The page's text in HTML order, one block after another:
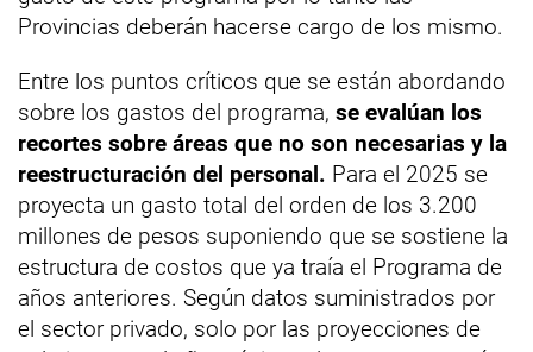
Provincias deberán hacerse cargo de los mismo.
Entre los puntos críticos que se están abordando
sobre los gastos del programa, se evalúan los
recortes sobre áreas que no son necesarias y la
reestructuración del personal. Para el 2025 se
proyecta un gasto total del orden de los 3.200
millones de pesos suponiendo que se sostiene la
estructura de costos que ya traía el Programa de
años anteriores. Según datos suministrados por
el sector privado, solo por las proyecciones de